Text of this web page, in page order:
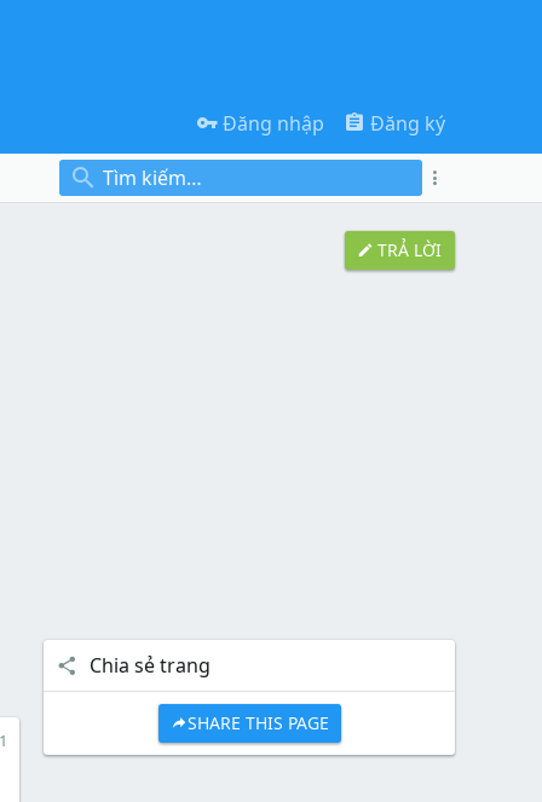
Đăng nhập Đăng ký
TRẢ LỜI
Chia sẻ trang
SHARE THIS PAGE